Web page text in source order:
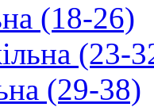
(18-26)
(23-
(29-38)